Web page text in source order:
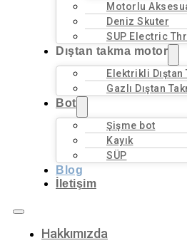
Motorlu
Deniz Skuter
SUP Electric
Dıştan takma motor
Elektrikli
Gazlı Dıştan
Bot
Şişme bot
Kayık
SÜP
Blog
İletişim
Hakkımızda